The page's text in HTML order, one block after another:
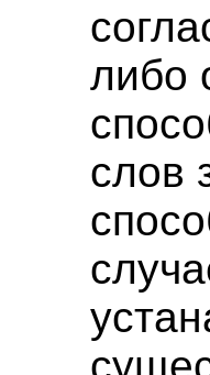
либо
слов